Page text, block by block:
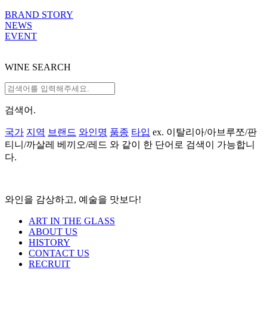
BRAND STORY
NEWS
EVENT
WINE SEARCH
검색어.
국가 지역 브랜드 와인명 품종 타입 ex. 이탈리아/아브루쪼/판
티니/까살레 베끼오/레드 와 같이 한 단어로 검색이 가능합니
다.
와인을 감상하고, 예술을 맛보다!
ART IN THE GLASS
ABOUT US
HISTORY
CONTACT US
RECRUIT